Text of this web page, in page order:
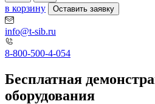
в корзину Оставить заявку
info@t-sib.ru
8-800-500-4-054
Бесплатная
оборудования